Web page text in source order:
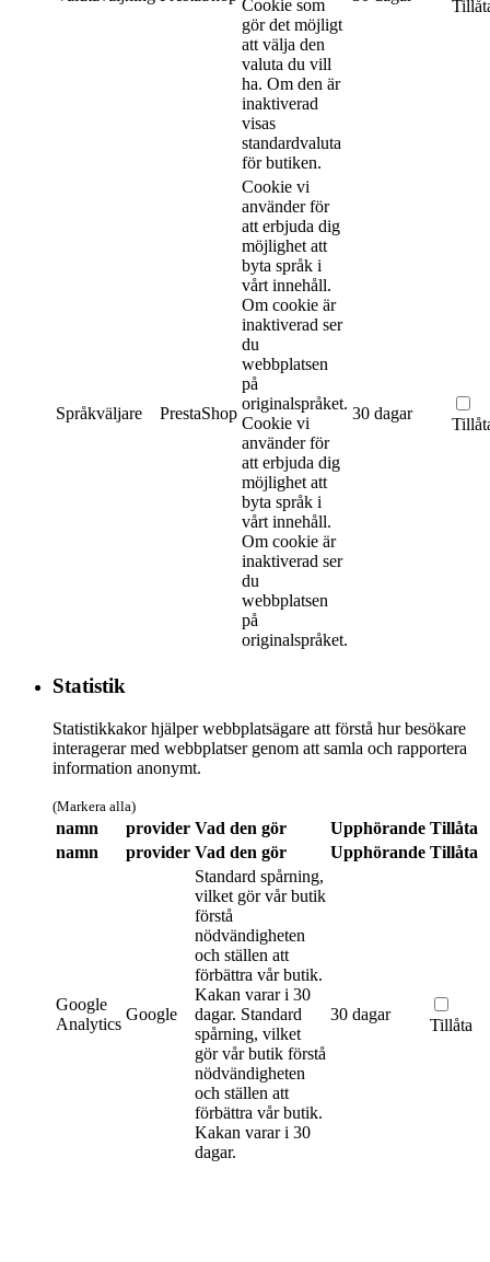
Cookie som
gör det möjligt
att välja den
valuta du vill
ha. Om den är
inaktiverad
visas
standardvaluta
för butiken.
Språkväljare PrestaShop
Cookie vi
använder för
att erbjuda dig
möjlighet att
byta språk i
vårt innehåll.
Om cookie är
inaktiverad ser
du
webbplatsen
på
originalspråket.
Cookie vi
använder för
att erbjuda dig
möjlighet att
byta språk i
vårt innehåll.
Om cookie är
inaktiverad ser
du
webbplatsen
på
originalspråket.
30 dagar
Statistik
Statistikkakor hjälper webbplatsägare att förstå hur besökare
interagerar med webbplatser genom att samla och rapportera
information anonymt.
(Markera alla)
namn provider Vad den gör Upphörande Tillåta
namn
provider Vad den gör Upphörande Tillåta
Google
Analytics
Google
Standard spårning,
vilket gör vår butik
förstå
nödvändigheten
och ställen att
förbättra vår butik.
Kakan varar i 30
dagar. Standard
spårning, vilket
gör vår butik förstå
nödvändigheten
och ställen att
förbättra vår butik.
Kakan varar i 30
dagar.
30 dagar
Tillåta